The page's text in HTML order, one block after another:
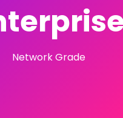
Network Grade